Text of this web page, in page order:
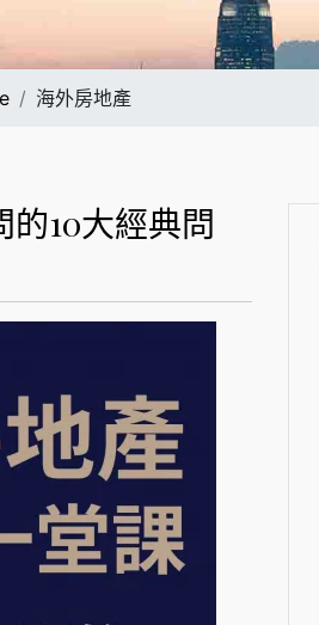
海外房地產
的10大經典問